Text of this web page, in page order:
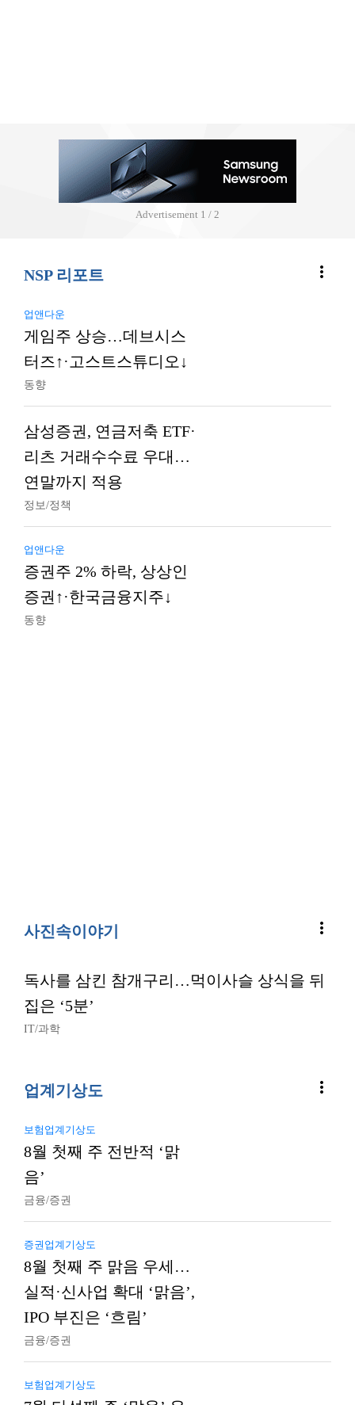
Advertisement 2 / 2
NSP 리포트 more_vert
업앤다운
게임주 상승…데브시스
터즈↑·고스트스튜디오↓
동향
삼성증권, 연금저축 ETF·
리츠 거래수수료 우대…
연말까지 적용
정보/정책
업앤다운
증권주 2% 하락, 상상인
증권↑·한국금융지주↓
동향
사진속이야기 more_vert
독사를 삼킨 참개구리…먹이사슬 상식을 뒤
집은 ‘5분’
IT/과학
업계기상도 more_vert
보험업계기상도
8월 첫째 주 전반적 ‘맑
음’
금융/증권
증권업계기상도
8월 첫째 주 맑음 우세…
실적·신사업 확대 ‘맑음’,
IPO 부진은 ‘흐림’
금융/증권
보험업계기상도